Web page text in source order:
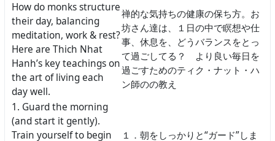
How do monks structure
their day, balancing
meditation, work & rest?
Here are Thich Nhat
Hanh’s key teachings on
the art of living each
day well.
禅的な気持ちの健康の保ち方。お
坊さん達は、１日の中で瞑想や仕
事、休息を、どうバランスをとっ
て過ごしてる？ より良い毎日を
過ごすためのティク・ナット・ハ
ン師のの教え
1. Guard the morning
(and start it gently).
Train yourself to begin
１．朝をしっかりと“ガード”しま